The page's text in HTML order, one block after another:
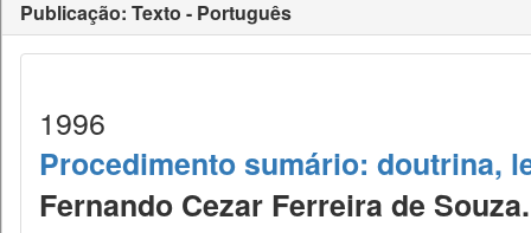
Publicação: Texto - Português
1996
Procedimento sumário: doutrina,
Fernando Cezar Ferreira de Souza.